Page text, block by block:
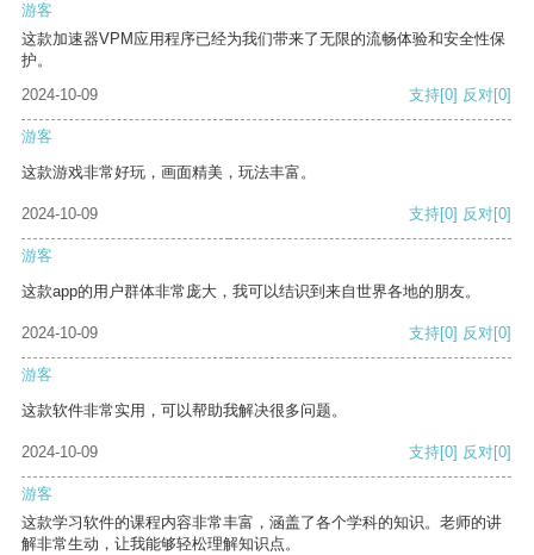
游客
这款加速器VPM应用程序已经为我们带来了无限的流畅体验和安全性保
护。
2024-10-09
支持[0] 反对[0]
游客
这款游戏非常好玩，画面精美，玩法丰富。
2024-10-09 支持[0] 反对[0]
游客
这款app的用户群体非常庞大，我可以结识到来自世界各地的朋友。
2024-10-09 支持[0] 反对[0]
游客
这款软件非常实用，可以帮助我解决很多问题。
2024-10-09 支持[0] 反对[0]
游客
这款学习软件的课程内容非常丰富，涵盖了各个学科的知识。老师的讲
解非常生动，让我能够轻松理解知识点。